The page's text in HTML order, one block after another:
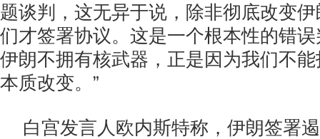
题谈判，这无异于说，除非彻底改变
们才签署协议。这是一个根本性的错
伊朗不拥有核武器，正是因为我们不
本质改变。”
白宫发言人欧内斯特称，伊朗签署